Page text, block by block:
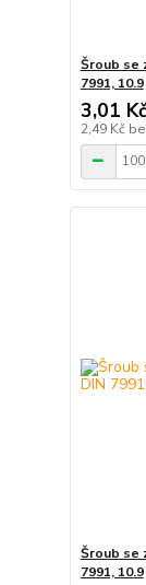
Šroub se
7991, 10.9
3,01 Kč
2,49 Kč
Šroub se
7991, 10.9